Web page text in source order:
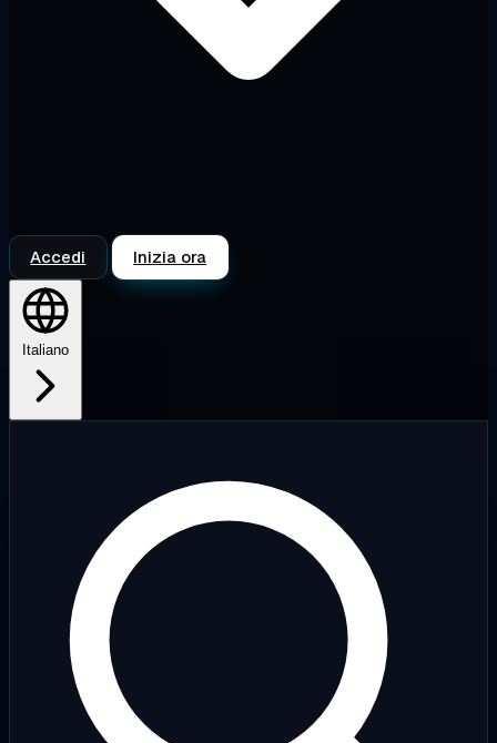
Accedi Inizia ora
Italiano